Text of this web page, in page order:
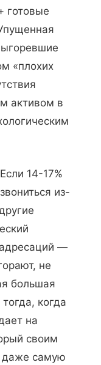
готовые
«плохих
активом в
14-17%
из-
—
не
большая
когда
на
своим
даже самую